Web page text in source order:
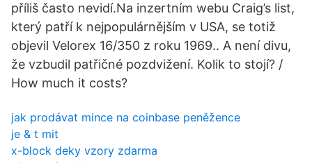
příliš často nevidí.Na inzertním webu Craig’s list,
který patří k nejpopulárnějším v USA, se totiž
objevil Velorex 16/350 z roku 1969.. A není divu,
že vzbudil patřičné pozdvižení. Kolik to stojí? /
How much it costs?
jak prodávat mince na coinbase peněžence
je & t mit
x-block deky vzory zdarma